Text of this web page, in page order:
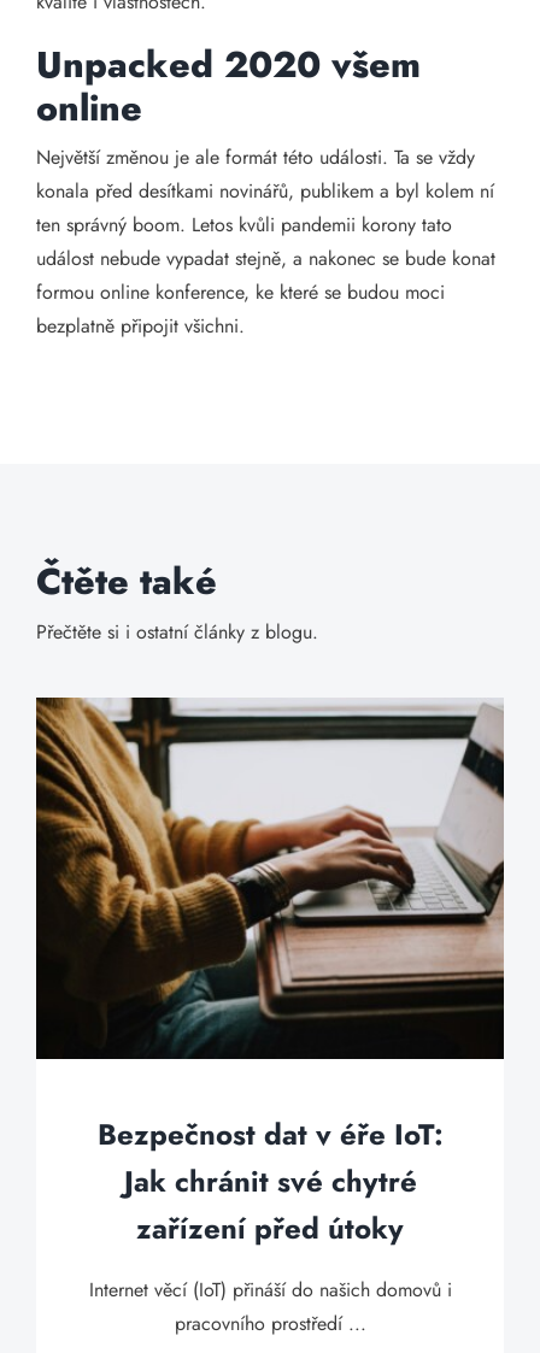
Unpacked 2020 všem
online
Největší změnou je ale formát této události. Ta se vždy
konala před desítkami novinářů, publikem a byl kolem ní
ten správný boom. Letos kvůli pandemii korony tato
událost nebude vypadat stejně, a nakonec se bude konat
formou online konference, ke které se budou moci
bezplatně připojit všichni.
Čtěte také
Přečtěte si i ostatní články z blogu.
Bezpečnost dat v éře IoT:
Jak chránit své chytré
zařízení před útoky
Internet věcí (IoT) přináší do našich domovů i
pracovního prostředí ...